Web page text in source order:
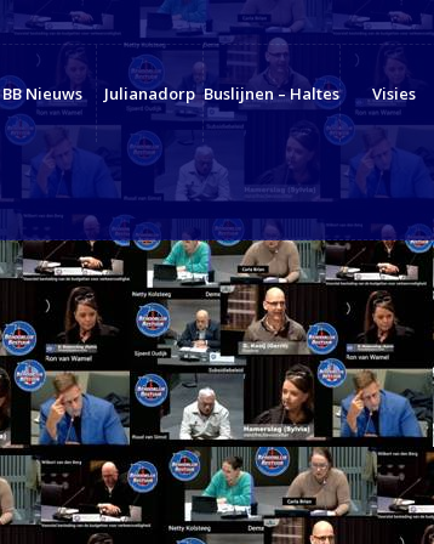
BB Nieuws Julianadorp Buslijnen – Haltes Visies